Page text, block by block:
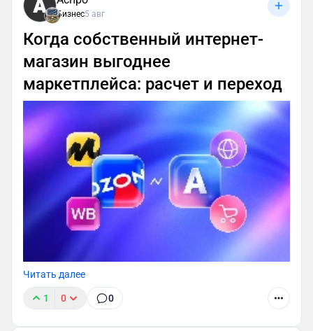
Бизнес5 авг
Когда собственный интернет-
магазин выгоднее
маркетплейса: расчет и переход
Читать далее
1 0 0